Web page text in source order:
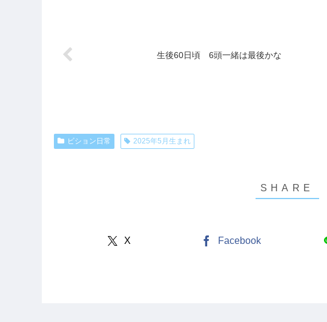
生後60日頃 6頭一緒は最後かな
ビション日常 2025年5月生まれ
X Facebook